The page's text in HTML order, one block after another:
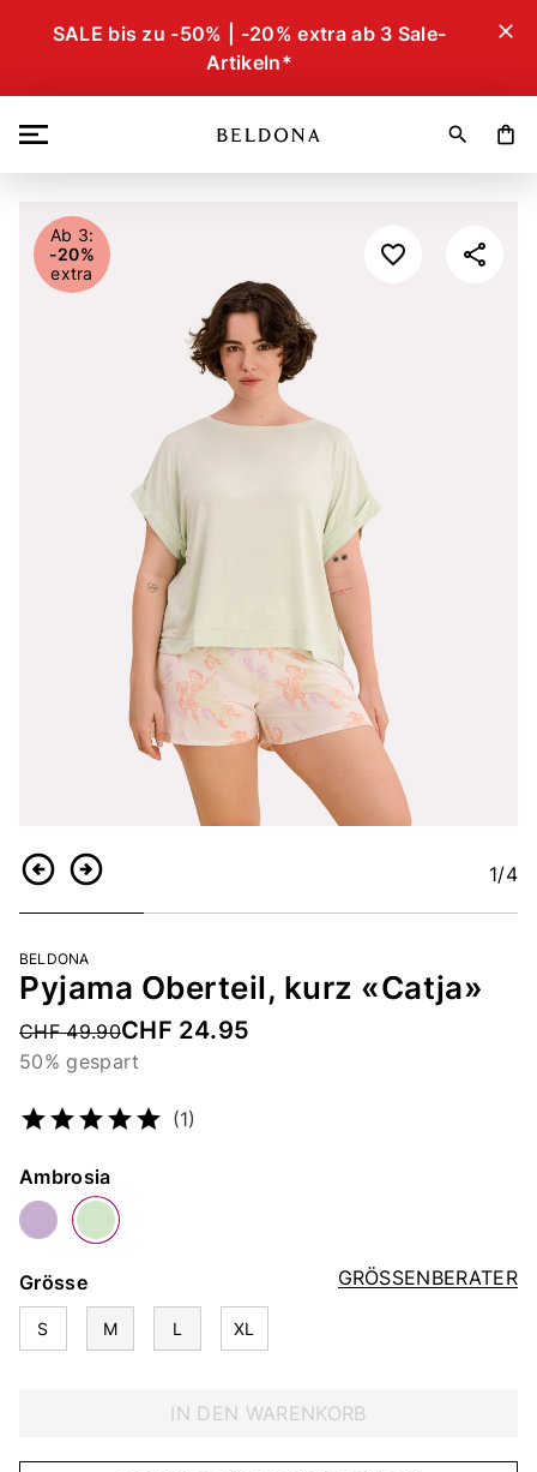
SALE bis zu -50% | -20% extra ab 3 Sale-
Artikeln*
close
search shopping_bag
ZurückWeiter 1/4
Ab 3:
-20%
extra
BELDONA
Pyjama Oberteil, kurz «Catja»
Price reduced from
CHF 49.90CHF 24.95
50% gespart
(1)
Farbe
Ambrosia
GRÖSSENBERATER
Grösse
S M L XL
IN DEN WARENKORB